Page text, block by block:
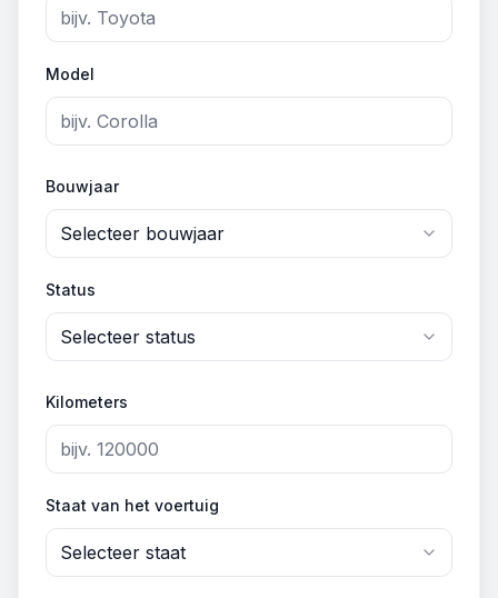
Model
Bouwjaar
Selecteer bouwjaar
Status
Selecteer status
Kilometers
Staat van het voertuig
Selecteer staat